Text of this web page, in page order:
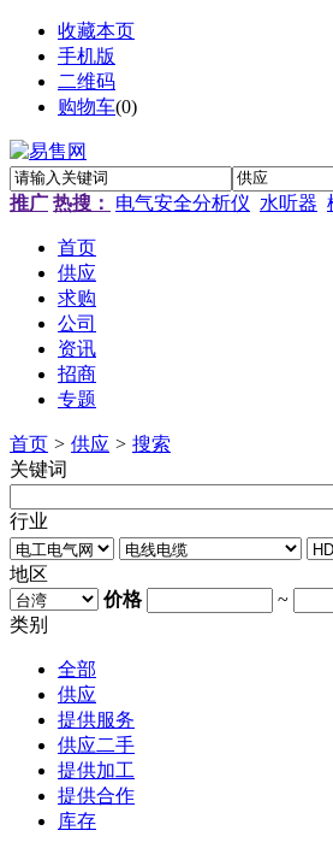
收藏本页
手机版
二维码
购物车(0)
推广 热搜： 电气安全分析仪 水听器
首页
供应
求购
公司
资讯
招商
专题
首页 > 供应 > 搜索
关键词
行业
地区
价格
~
类别
全部
供应
提供服务
供应二手
提供加工
提供合作
库存